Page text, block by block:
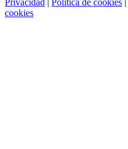
Privacidad | Política de cookies |
cookies